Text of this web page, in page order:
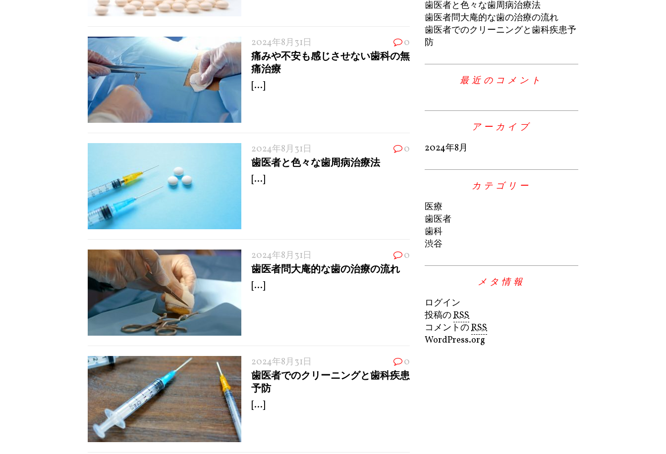
2024年8月31日 0
痛みや不安も感じさせない歯科の無
痛治療
[...]
2024年8月31日 0
歯医者と色々な歯周病治療法
[...]
2024年8月31日 0
歯医者問大庵的な歯の治療の流れ
[...]
2024年8月31日 0
歯医者でのクリーニングと歯科疾患
予防
[...]
歯医者と色々な歯周病治療法
歯医者問大庵的な歯の治療の流れ
歯医者でのクリーニングと歯科疾患予
防
最近のコメント
アーカイブ
2024年8月
カテゴリー
医療
歯医者
歯科
渋谷
メタ情報
ログイン
投稿のRSS
コメントのRSS
WordPress.org